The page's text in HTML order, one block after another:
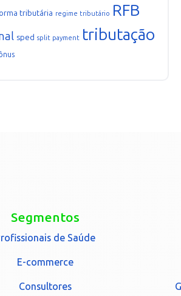
tributária regime tributário RFB
sped split payment tributação
Segmentos
de Saúde
E-commerce
Consultores